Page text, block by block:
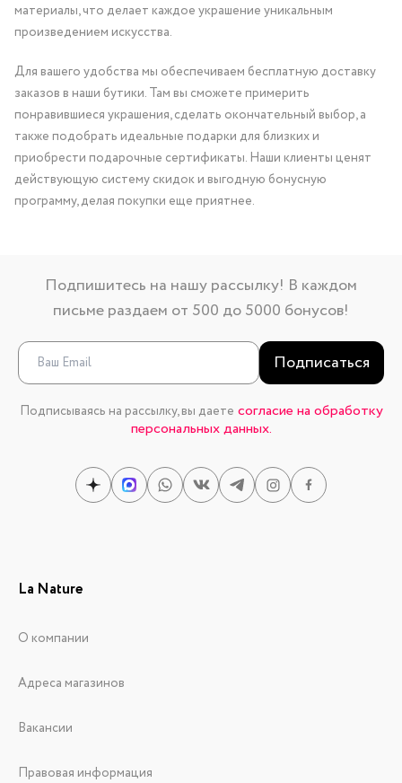
материалы, что делает каждое украшение уникальным
произведением искусства.
Для вашего удобства мы обеспечиваем бесплатную доставку
заказов в наши бутики. Там вы сможете примерить
понравившиеся украшения, сделать окончательный выбор, а
также подобрать идеальные подарки для близких и
приобрести подарочные сертификаты. Наши клиенты ценят
действующую систему скидок и выгодную бонусную
программу, делая покупки еще приятнее.
Подпишитесь на нашу рассылку! В каждом
письме раздаем от 500 до 5000 бонусов!
Подписаться
Подписываясь на рассылку, вы даете согласие на обработку
персональных данных.
La Nature
О компании
Адреса магазинов
Вакансии
Правовая информация